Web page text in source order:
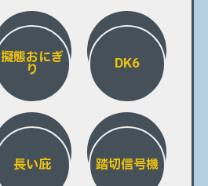
擬態おにぎ
り DK6
長い庇 踏切信号機